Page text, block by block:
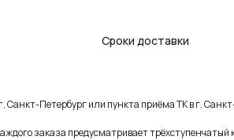
Сроки доставки
Санкт-Петербург или пункта приёма ТК в г.
заказа предусматривает